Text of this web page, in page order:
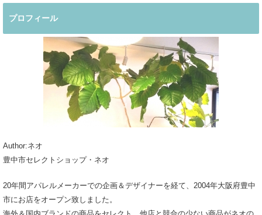
プロフィール
Author:ネオ
豊中市セレクトショップ・ネオ
20年間アパレルメーカーでの企画＆デザイナーを経て、2004年大阪府豊中
市にお店をオープン致しました。